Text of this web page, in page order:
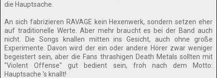
die Hauptsache.
An sich fabrizieren RAVAGE kein Hexenwerk, sondern setzen eher
auf traditionelle Werte. Aber mehr braucht es bei der Band auch
nicht. Die Songs knallen mitten ins Gesicht, auch ohne große
Experimente. Davon wird der ein oder andere Hörer zwar weniger
begeistert sein, aber die Fans thrashigen Death Metals sollten mit
"Violent Offense" gut bedient sein, froh nach dem Motto:
Hauptsache 's knallt!